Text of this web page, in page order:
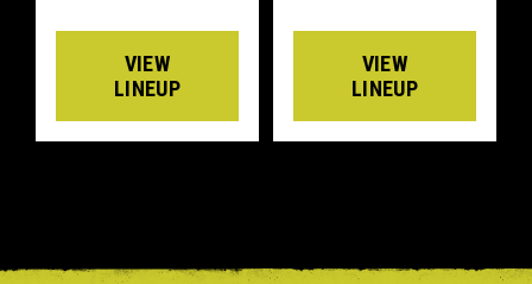
VIEW
LINEUP
VIEW
LINEUP